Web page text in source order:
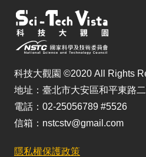
科技大觀園 ©2020 All Rights
地址：臺北市大安區和平東路
電話：02-25056789 #5526
信箱：nstcstv@gmail.com
隱私權保護政策